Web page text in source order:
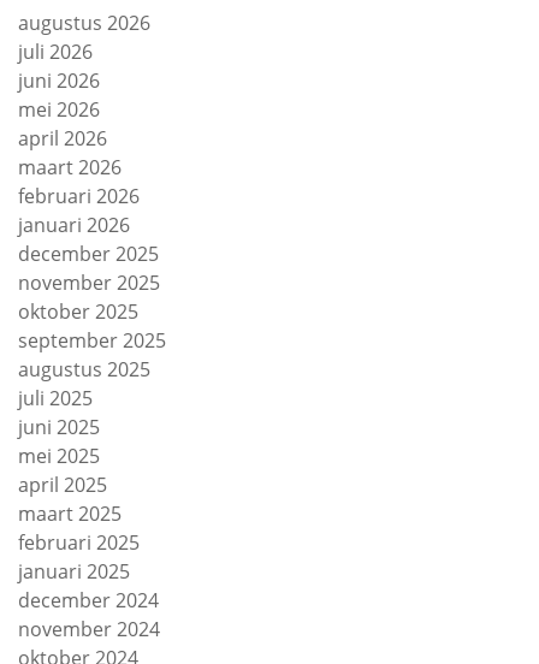
augustus 2026
juli 2026
juni 2026
mei 2026
april 2026
maart 2026
februari 2026
januari 2026
december 2025
november 2025
oktober 2025
september 2025
augustus 2025
juli 2025
juni 2025
mei 2025
april 2025
maart 2025
februari 2025
januari 2025
december 2024
november 2024
oktober 2024